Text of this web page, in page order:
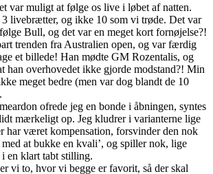
var muligt at følge os live i løbet af natten.
livebrætter, og ikke 10 som vi trøde. Det var
Bull, og det var en meget kort fornøjelse?!
trenden fra Australien open, og var færdig
et billede! Han mødte GM Rozentalis, og
han overhovedet ikke gjorde modstand?! Min
meget bedre (men var dog blandt de 10
ofrede jeg en bonde i åbningen, syntes
mærkeligt op. Jeg kludrer i varianterne lige
har været kompensation, forsvinder den nok
at bukke en kvali’, og spiller nok, lige
en klart tabt stilling.
vi to, hvor vi begge er favorit, så der skal